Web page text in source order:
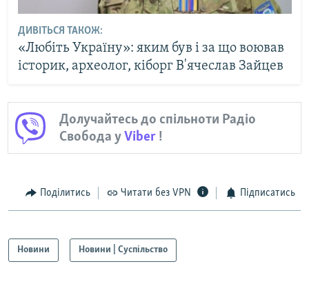
ДИВІТЬСЯ ТАКОЖ:
«Любіть Україну»: яким був і за що воював
історик, археолог, кіборг В'ячеслав Зайцев
Долучайтесь до спільноти Радіо
Свобода уViber !
Поділитись Читати без VPN Підписатись
Новини Новини | Суспільство